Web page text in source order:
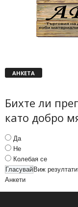
АНКЕТА
Бихте ли
като добро
Да
Не
Колебая се
Виж
Анкети